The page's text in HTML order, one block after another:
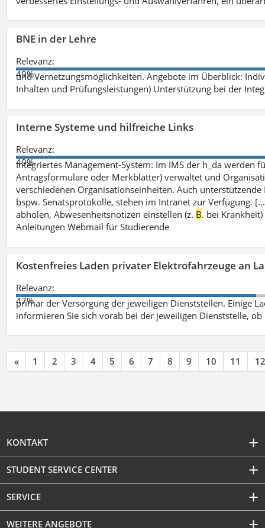
BNE in der Lehre
Relevanz:
49%
und Vernetzungsmöglichkeiten. Angebote im Überblick:
Inhalten und Prüfungsleistungen) Unterstützung bei der
Interne Systeme und hilfreiche Links
Relevanz:
49%
Integriertes Management-System: Im IMS der h_da werden
Antragsformulare oder Merkblätter) verwaltet und
verschiedenen Organisationseinheiten. Auch
bspw. Senatsprotokolle, stehen im Intranet zur Verfügung.
abholen, Abwesenheitsnotizen einstellen (z. B. bei
Anleitungen Webmail für Studierende
Kostenfreies Laden privater Elektrofahrzeuge an
Relevanz:
47%
primär der Versorgung der jeweiligen Dienststellen. Einige
informieren Sie sich vorab bei der jeweiligen Dienststelle, ob
« 1 2 3 4 5 6 7 8 9 10 11 12
KONTAKT
STUDENT SERVICE CENTER
SERVICE
WEITERE ANGEBOTE